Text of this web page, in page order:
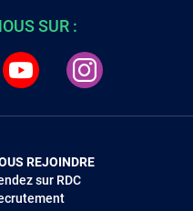
SUR :
REJOINDRE
sur RDC